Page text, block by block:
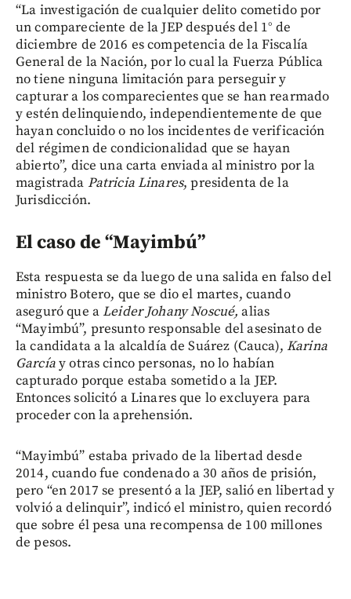
“La investigación de cualquier delito cometido por
un compareciente de la JEP después del 1° de
diciembre de 2016 es competencia de la Fiscalía
General de la Nación, por lo cual la Fuerza Pública
no tiene ninguna limitación para perseguir y
capturar a los comparecientes que se han rearmado
y estén delinquiendo, independientemente de que
hayan concluido o no los incidentes de verificación
del régimen de condicionalidad que se hayan
abierto”, dice una carta enviada al ministro por la
magistrada Patricia Linares, presidenta de la
Jurisdicción.
El caso de “Mayimbú”
Esta respuesta se da luego de una salida en falso del
ministro Botero, que se dio el martes, cuando
aseguró que aLeider Johany Noscué, alias
“Mayimbú”, presunto responsable del asesinato de
la candidata a la alcaldía de Suárez (Cauca), Karina
Garcíay otras cinco personas, no lo habían
capturado porque estaba sometido a la JEP.
Entonces solicitó a Linares que lo excluyera para
proceder con la aprehensión.
“Mayimbú” estaba privado de la libertad desde
2014, cuando fue condenado a 30 años de prisión,
pero “en 2017 se presentó a la JEP, salió en libertad y
volvió a delinquir”, indicó el ministro, quien recordó
que sobre él pesa una recompensa de 100 millones
de pesos.